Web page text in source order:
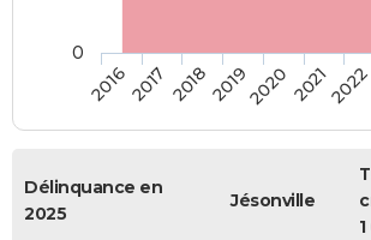
20162017 2018201920202021
0
Délinquance en
2025
Jésonville